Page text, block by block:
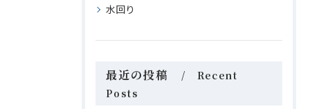
水回り
最近の投稿
Recent
Posts